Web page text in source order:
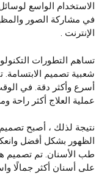
الاستخدام الواسع
في مشاركة الصور
الإنترنت .
تساهم التطورات
شعبية تصميم الابتسامة.
أسرع وأكثر دقة. في
عملية العلاج أكثر راحة
نتيجة لذلك ، أصبح
الظهور بشكل أفضل
طب الأسنان. تم تصميم
على أسنان أكثر جمالًا